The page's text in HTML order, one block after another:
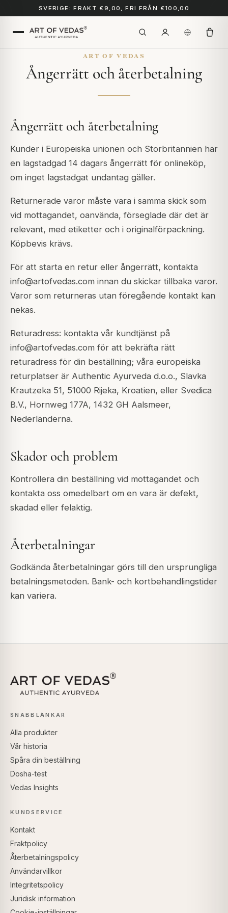
SVERIGE: FRAKT €9,00, FRI FRÅN €100,00
ART OF VEDAS
Ångerrätt och återbetalning
Ångerrätt och återbetalning
Kunder i Europeiska unionen och Storbritannien har
en lagstadgad 14 dagars ångerrätt för onlineköp,
om inget lagstadgat undantag gäller.
Returnerade varor måste vara i samma skick som
vid mottagandet, oanvända, förseglade där det är
relevant, med etiketter och i originalförpackning.
Köpbevis krävs.
För att starta en retur eller ångerrätt, kontakta
info@artofvedas.com innan du skickar tillbaka varor.
Varor som returneras utan föregående kontakt kan
nekas.
Returadress: kontakta vår kundtjänst på
info@artofvedas.com för att bekräfta rätt
returadress för din beställning; våra europeiska
returplatser är Authentic Ayurveda d.o.o., Slavka
Krautzeka 51, 51000 Rijeka, Kroatien, eller Svedica
B.V., Hornweg 177A, 1432 GH Aalsmeer,
Nederländerna.
Skador och problem
Kontrollera din beställning vid mottagandet och
kontakta oss omedelbart om en vara är defekt,
skadad eller felaktig.
Återbetalningar
Godkända återbetalningar görs till den ursprungliga
betalningsmetoden. Bank- och kortbehandlingstider
kan variera.
SNABBLÄNKAR
Alla produkter
Vår historia
Spåra din beställning
Dosha-test
Vedas Insights
KUNDSERVICE
Kontakt
Fraktpolicy
Återbetalningspolicy
Användarvillkor
Integritetspolicy
Juridisk information